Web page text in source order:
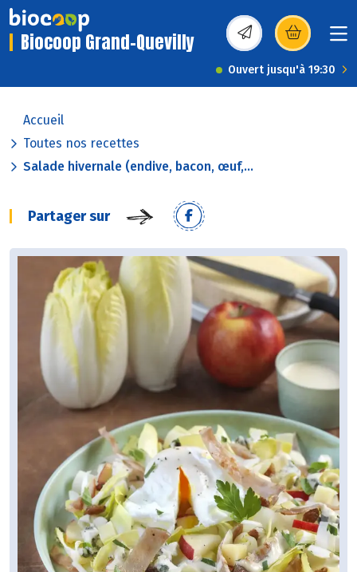
Biocoop Grand-Quevilly (s’ouvre dans une
Ouvert jusqu'à 19:30
Accueil
Toutes nos recettes
Salade hivernale (endive, bacon, œuf,...
Partager sur